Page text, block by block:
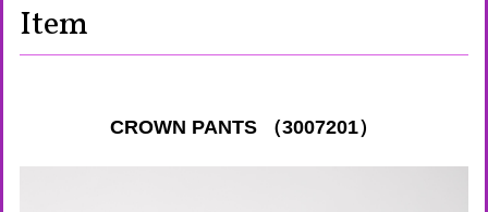
Item
CROWN PANTS （3007201）